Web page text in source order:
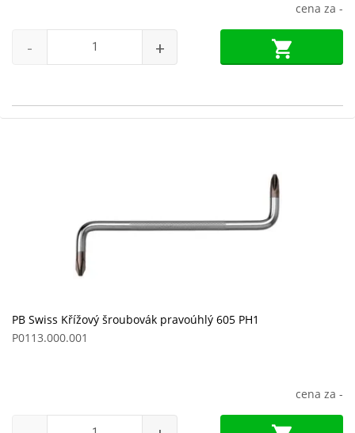
cena za -
- +
PB Swiss Křížový šroubovák pravoúhlý 605 PH1
P0113.000.001
cena za -